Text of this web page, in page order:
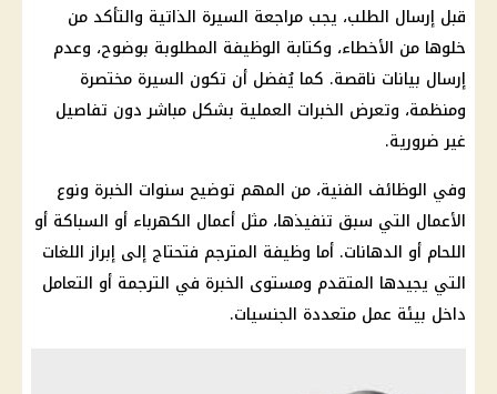
قبل إرسال الطلب، يجب مراجعة السيرة الذاتية والتأكد من
خلوها من الأخطاء، وكتابة الوظيفة المطلوبة بوضوح، وعدم
إرسال بيانات ناقصة. كما يُفضل أن تكون السيرة مختصرة
ومنظمة، وتعرض الخبرات العملية بشكل مباشر دون تفاصيل
غير ضرورية.
وفي الوظائف الفنية، من المهم توضيح سنوات الخبرة ونوع
الأعمال التي سبق تنفيذها، مثل أعمال الكهرباء أو السباكة أو
اللحام أو الدهانات. أما وظيفة المترجم فتحتاج إلى إبراز اللغات
التي يجيدها المتقدم ومستوى الخبرة في الترجمة أو التعامل
داخل بيئة عمل متعددة الجنسيات.